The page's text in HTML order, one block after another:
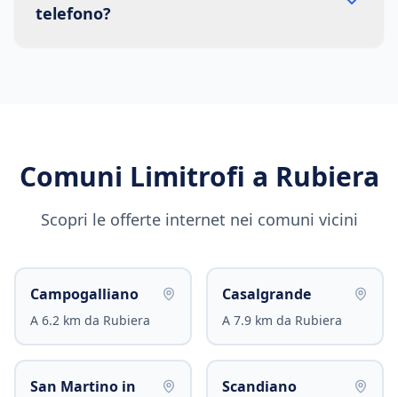
telefono?
Comuni Limitrofi a Rubiera
Scopri le offerte internet nei comuni vicini
Campogalliano
A 6.2 km da Rubiera
Casalgrande
A 7.9 km da Rubiera
San Martino in
Scandiano